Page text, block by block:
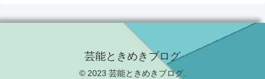
芸能ときめきブログ
© 2023 芸能ときめきブログ.